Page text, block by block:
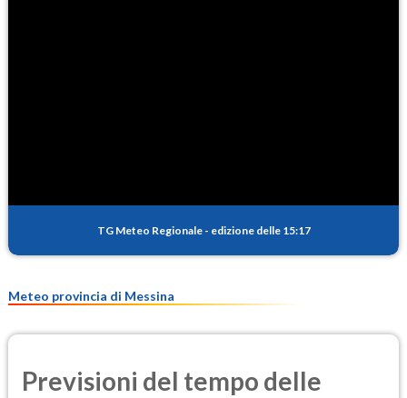
TG Meteo Regionale - edizione delle 15:17
Meteo provincia di Messina
Previsioni del tempo delle